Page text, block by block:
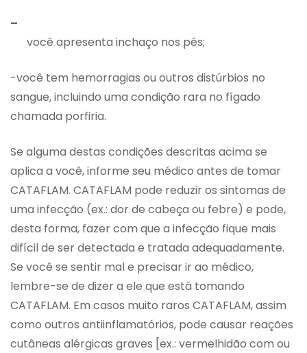
–
você apresenta inchaço nos pés;
-você tem hemorragias ou outros distúrbios no
sangue, incluindo uma condição rara no fígado
chamada porfiria.
Se alguma destas condições descritas acima se
aplica a você, informe seu médico antes de tomar
CATAFLAM. CATAFLAM pode reduzir os sintomas de
uma infecção (ex.: dor de cabeça ou febre) e pode,
desta forma, fazer com que a infecção fique mais
difícil de ser detectada e tratada adequadamente.
Se você se sentir mal e precisar ir ao médico,
lembre-se de dizer a ele que está tomando
CATAFLAM. Em casos muito raros CATAFLAM, assim
como outros antiinflamatórios, pode causar reações
cutâneas alérgicas graves [ex.: vermelhidão com ou